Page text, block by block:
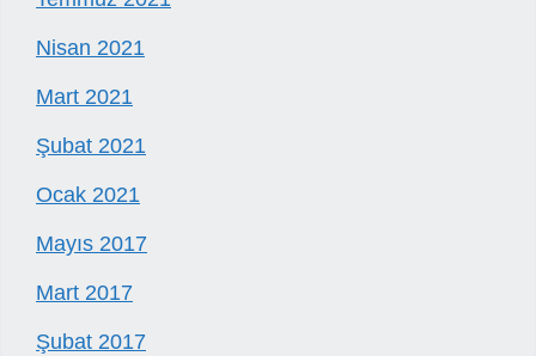
Nisan 2021
Mart 2021
Şubat 2021
Ocak 2021
Mayıs 2017
Mart 2017
Şubat 2017